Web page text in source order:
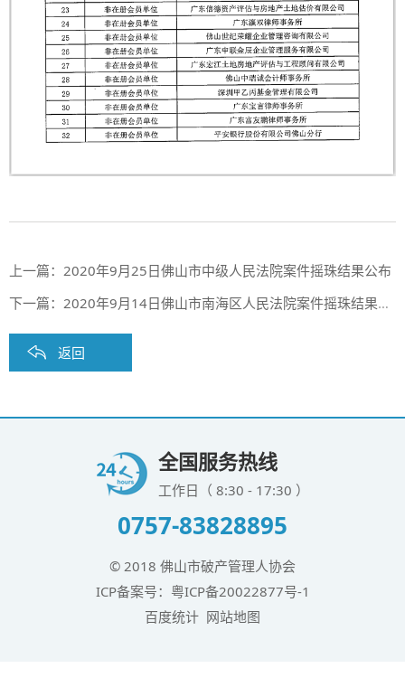
上一篇： 2020年9月25日佛山市中级人民法院案件摇珠结果公布
下一篇： 2020年9月14日佛山市南海区人民法院案件摇珠结果公布
返回
全国服务热线
工作日（ 8:30 - 17:30 ）
0757-83828895
© 2018 佛山市破产管理人协会
ICP备案号： 粤ICP备20022877号-1
百度统计 网站地图